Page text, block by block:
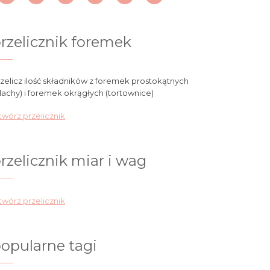
foremek
ilość składników z foremek prostokątnych
i foremek okrągłych (tortownice)
przelicznik
miar i wag
przelicznik
tagi